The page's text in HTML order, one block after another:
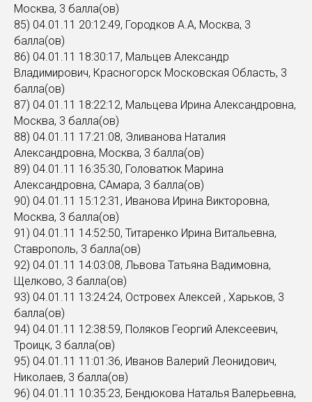
Москва, 3 балла(ов)
85) 04.01.11 20:12:49, Городков А.А, Москва, 3
балла(ов)
86) 04.01.11 18:30:17, Мальцев Александр
Владимирович, Красногорск Московская Область, 3
балла(ов)
87) 04.01.11 18:22:12, Мальцева Ирина Александровна,
Москва, 3 балла(ов)
88) 04.01.11 17:21:08, Эливанова Наталия
Александровна, Москва, 3 балла(ов)
89) 04.01.11 16:35:30, Головатюк Марина
Александровна, САмара, 3 балла(ов)
90) 04.01.11 15:12:31, Иванова Ирина Викторовна,
Москва, 3 балла(ов)
91) 04.01.11 14:52:50, Титаренко Ирина Витальевна,
Ставрополь, 3 балла(ов)
92) 04.01.11 14:03:08, Львова Татьяна Вадимовна,
Щелково, 3 балла(ов)
93) 04.01.11 13:24:24, Островех Алексей , Харьков, 3
балла(ов)
94) 04.01.11 12:38:59, Поляков Георгий Алексеевич,
Троицк, 3 балла(ов)
95) 04.01.11 11:01:36, Иванов Валерий Леонидович,
Николаев, 3 балла(ов)
96) 04.01.11 10:35:23, Бендюкова Наталья Валерьевна,